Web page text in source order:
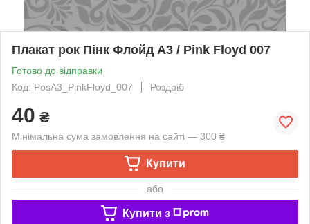
Плакат рок Пінк Флойд А3 / Pink Floyd 007
Готово до відправки
Код: PosA3_PinkFloyd_007
Роздріб
40 ₴
Мінімальна сума замовлення на сайті — 300 ₴
Купити
або
Купити з